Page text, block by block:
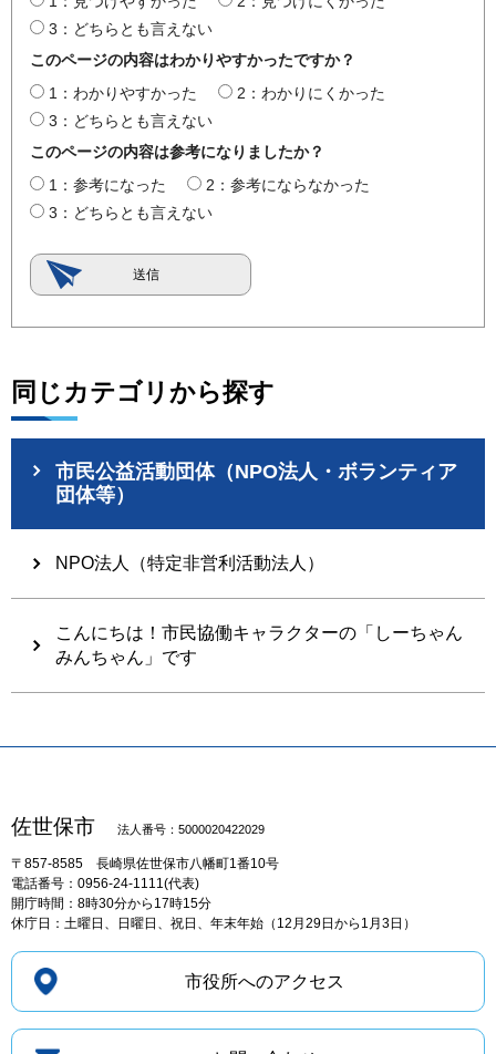
3：どちらとも言えない
このページの内容はわかりやすかったですか？
1：わかりやすかった
2：わかりにくかった
3：どちらとも言えない
このページの内容は参考になりましたか？
1：参考になった
2：参考にならなかった
3：どちらとも言えない
同じカテゴリから探す
市民公益活動団体（NPO法人・ボランティア
団体等）
NPO法人（特定非営利活動法人）
こんにちは！市民協働キャラクターの「しーちゃん
みんちゃん」です
佐世保市 法人番号：5000020422029
〒857-8585 長崎県佐世保市八幡町1番10号
電話番号：0956-24-1111(代表)
開庁時間：8時30分から17時15分
休庁日：土曜日、日曜日、祝日、年末年始（12月29日から1月3日）
市役所へのアクセス